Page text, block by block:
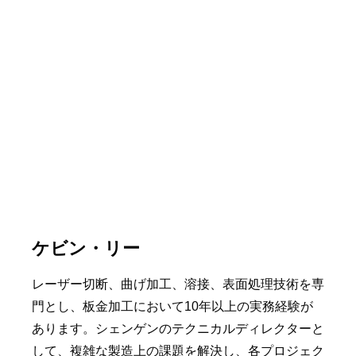
ケビン・リー
レーザー切断、曲げ加工、溶接、表面処理技術を専
門とし、板金加工において10年以上の実務経験が
あります。シェンゲンのテクニカルディレクターと
して、複雑な製造上の課題を解決し、各プロジェク